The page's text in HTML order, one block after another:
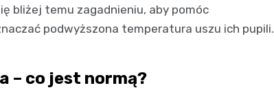
bliżej temu zagadnieniu, aby pomóc
podwyższona temperatura uszu ich pupili.
– co jest normą?